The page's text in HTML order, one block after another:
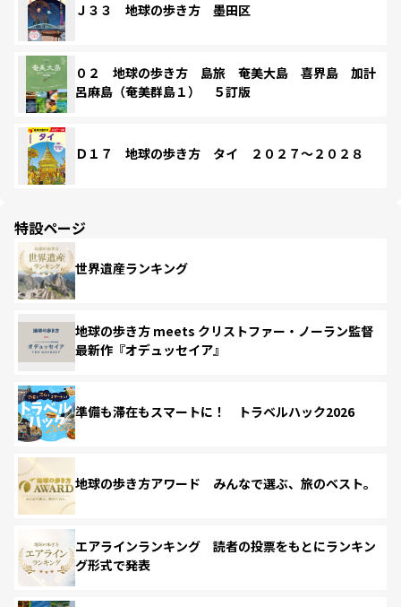
Ｊ３３ 地球の歩き方 墨田区
０２ 地球の歩き方 島旅 奄美大島 喜界島 加計
呂麻島（奄美群島１） ５訂版
Ｄ１７ 地球の歩き方 タイ ２０２７～２０２８
特設ページ
世界遺産ランキング
地球の歩き方 meets クリストファー・ノーラン監督
最新作『オデュッセイア』
準備も滞在もスマートに！ トラベルハック2026
地球の歩き方アワード みんなで選ぶ、旅のベスト。
エアラインランキング 読者の投票をもとにランキン
グ形式で発表